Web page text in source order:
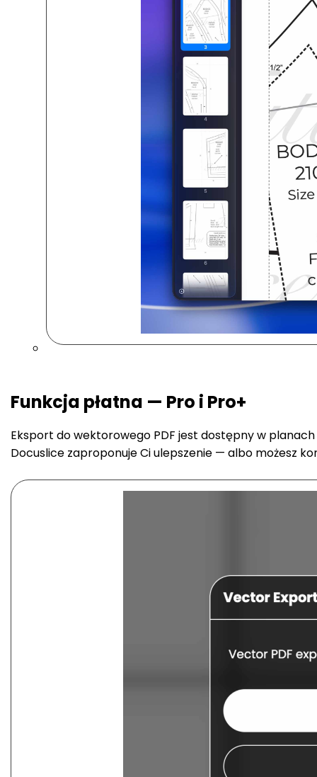
Funkcja płatna — Pro i Pro+
Eksport do wektorowego PDF jest dostępny w planach
Docuslice zaproponuje Ci ulepszenie — albo możesz